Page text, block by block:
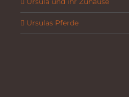
Ursulas Pferde